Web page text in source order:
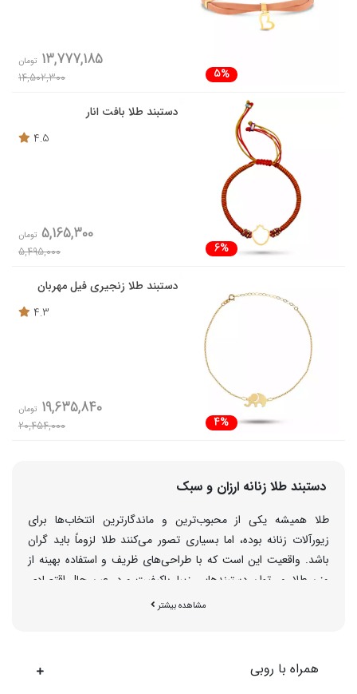
5%
13,777,185 تومان
14,502,300
دستبند طلا بافت انار
4.5
6%
5,165,300 تومان
5,495,000
دستبند طلا زنجیری فیل مهربان
4.3
4%
19,635,840 تومان
20,454,000
دستبند طلا زنانه ارزان و سبک
طلا همیشه یکی از محبوب‌ترین و ماندگارترین انتخاب‌ها برای
زیورآلات زنانه بوده، اما بسیاری تصور می‌کنند طلا لزوماً باید گران
باشد. واقعیت این است که با طراحی‌های ظریف و استفاده بهینه از
وزن طلا، می‌توان دستبندهایی زیبا، باکیفیت و در عین حال اقتصادی
روبی گالریمجموعه‌ای از دستبند طلا زنانه ارزان با
چرا دستبند طلا زنانه ارزان روبی گالری انتخاب مناسبی
مشاهده بیشتر
همراه با روبی